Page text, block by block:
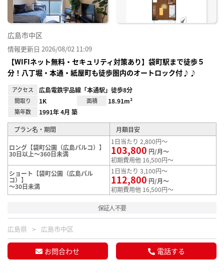
広島市中区
情報更新日 2026/08/02 11:09
【WIFIネット無料・セキュリティ対策あり】袋町駅まで徒歩５
分！八丁堀・本通・紙屋町も徒歩圏内のオートロック付♪♪
アクセス 広島電鉄宇品線「本通駅」徒歩8分
間取り 1K 面積 18.91m²
築年数 1991年 4月 築
プラン名・期間 月額目安
ロング【袋町公園（広島パルコ）】
30日以上～360日未満
1日当たり 2,800円～
103,800 円/月～
初期費用他 16,500円～
ショート【袋町公園（広島パル
コ）】
～30日未満
1日当たり 3,100円～
112,800 円/月～
初期費用他 16,500円～
保証人不要
広島県 広島市中区
お問合わせ 電話する